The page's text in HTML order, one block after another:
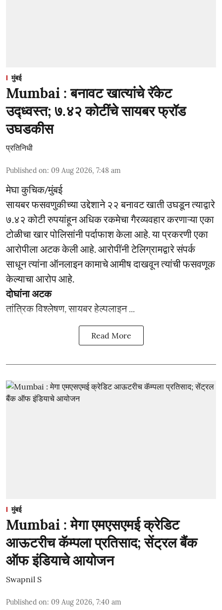
मुंबई
Mumbai : बनावट खात्यांचे रॅकेट
उद्ध्वस्त; ७.४२ कोटींचे सायबर फ्रॉड
उघडकीस
प्रतिनिधी
Published on: 09 Aug 2026, 7:48 am
मेघा कुचिक/मुंबई
सायबर फसवणुकीच्या उद्देशाने २२ बनावट खाती उघडून त्याद्वारे
७.४२ कोटी रुपयांहून अधिक रकमेचा गैरव्यवहार करणाऱ्या एका
टोळीचा खार पोलिसांनी पर्दाफाश केला आहे. या प्रकरणी एका
आरोपीला अटक केली आहे. आरोपींनी टेलिग्रामद्वारे संपर्क
साधून त्यांना ऑनलाइन कामाचे आमीष दाखवून त्यांची फसवणूक
केल्याचा आरोप आहे.
दोघांना अटक
तांत्रिक विश्लेषण, सायबर हेल्पलाइन ...
Read More
मुंबई
Mumbai : मेगा एमएसएमई क्रेडिट
आऊटरीच कॅम्पला प्रतिसाद; सेंट्रल बैंक
ऑफ इंडियाचे आयोजन
Swapnil S
Published on: 09 Aug 2026, 7:40 am